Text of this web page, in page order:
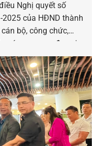
Nghị quyết số
của HĐND thành
bộ, công chức,
các cơ quan, đơn vị
đơn vị hành chính.